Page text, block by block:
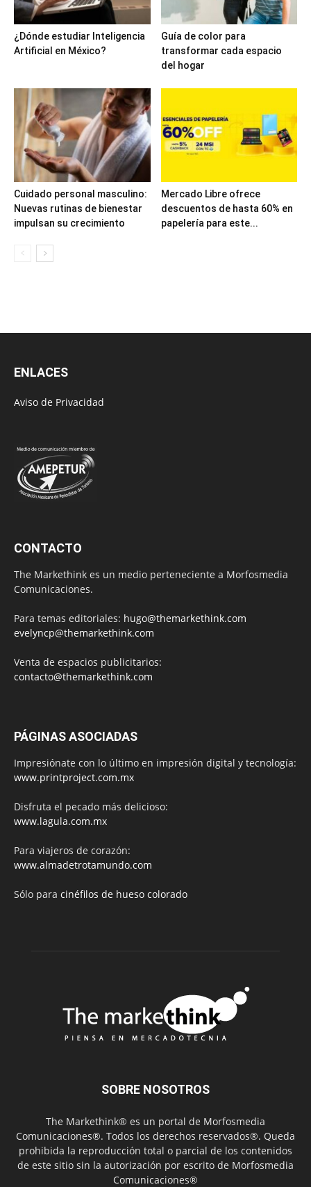
¿Dónde estudiar Inteligencia
Artificial en México?
Guía de color para
transformar cada espacio
del hogar
Cuidado personal masculino:
Nuevas rutinas de bienestar
impulsan su crecimiento
Mercado Libre ofrece
descuentos de hasta 60% en
papelería para este...
ENLACES
Aviso de Privacidad
CONTACTO
The Markethink es un medio perteneciente a Morfosmedia
Comunicaciones.
Para temas editoriales: hugo@themarkethink.com
evelyncp@themarkethink.com
Venta de espacios publicitarios:
contacto@themarkethink.com
PÁGINAS ASOCIADAS
Impresiónate con lo último en impresión digital y tecnología:
www.printproject.com.mx
Disfruta el pecado más delicioso:
www.lagula.com.mx
Para viajeros de corazón:
www.almadetrotamundo.com
Sólo para cinéfilos de hueso colorado
SOBRE NOSOTROS
The Markethink® es un portal de Morfosmedia
Comunicaciones®. Todos los derechos reservados®. Queda
prohibida la reproducción total o parcial de los contenidos
de este sitio sin la autorización por escrito de Morfosmedia
Comunicaciones®